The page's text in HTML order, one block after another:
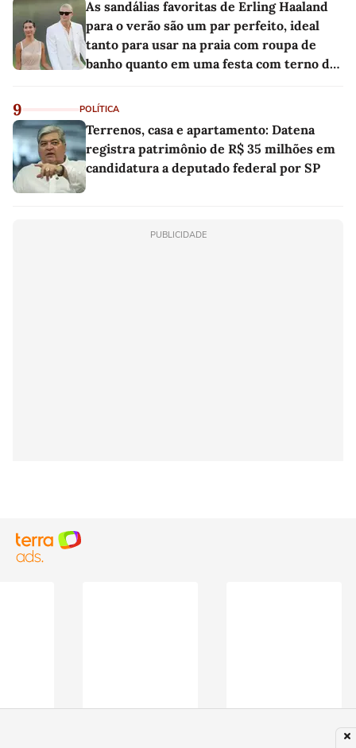
As sandálias favoritas de Erling Haaland
para o verão são um par perfeito, ideal
tanto para usar na praia com roupa de
banho quanto em uma festa com terno de
9 POLÍTICA
Terrenos, casa e apartamento: Datena
registra patrimônio de R$ 35 milhões em
candidatura a deputado federal por SP
PUBLICIDADE